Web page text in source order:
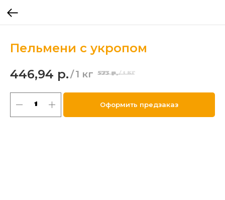
Пельмени с укропом
446,94 р./1 кг 573 р. / 1 кг
Оформить предзаказ